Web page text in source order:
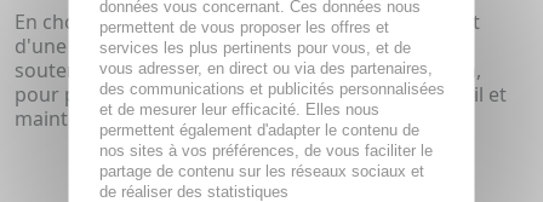
En choisissantActinica, les utilisateurs bénéficient
d'une
protection solaire médicale performante
soutenue par l'expertise scientifique deGalderma ,
pour prévenir efficacement les risques liés au soleil et
maintenir lasanté cutanéesur le long terme.
données vous concernant. Ces données nous
permettent de vous proposer les offres et
services les plus pertinents pour vous, et de
vous adresser, en direct ou via des partenaires,
des communications et publicités personnalisées
et de mesurer leur efficacité. Elles nous
permettent également d'adapter le contenu de
nos sites à vos préférences, de vous faciliter le
partage de contenu sur les réseaux sociaux et
de réaliser des statistiques